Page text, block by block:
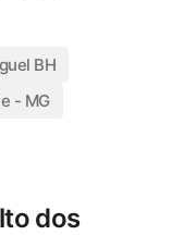
BH
- MG
dos